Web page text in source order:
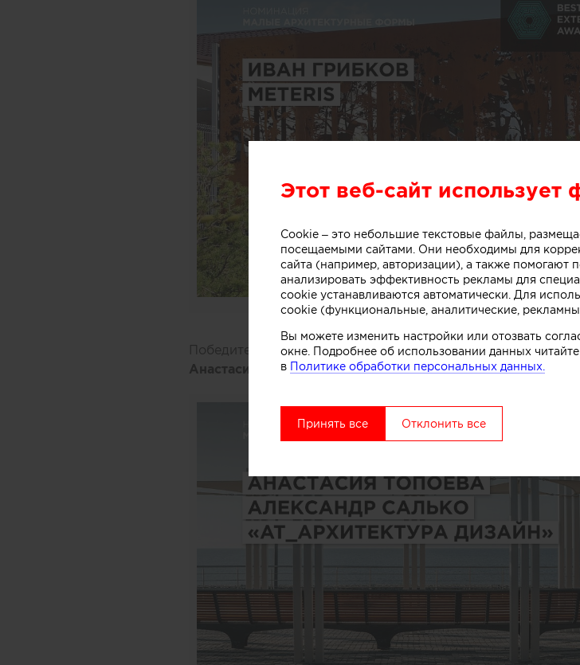
Победитель: проект «Бухта маленького капитана»
Анастасия Топоева, Александр Салько(«AT_архитектура
Этот веб-сайт
Cookie – это небольшие текстовые файлы,
посещаемыми сайтами. Они необходимы для
сайта (например, авторизации), а также помогают
анализировать эффективность рекламы для
cookie устанавливаются автоматически. Для
cookie (функциональные, аналитические,
Вы можете изменить настройки или отозвать
окне. Подробнее об использовании данных читайте
в Политике обработки персональных данных.
Принять все Отклонить все